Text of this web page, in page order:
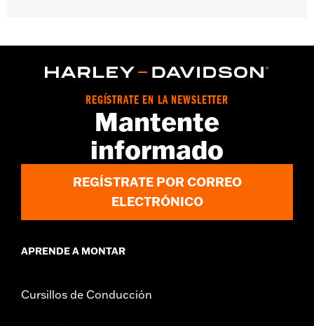
Características funcionales:Forro extraÃ­ble,Evacuador de
GARANTÍA:Garantía limitada de 2 años - Visitawww.h-
para más detalles
REGÍSTRATE EN LA NEWSLETTER
Mantente
informado
REGÍSTRATE POR CORREO
ELECTRÓNICO
APRENDE A MONTAR
Cursillos de Conducción